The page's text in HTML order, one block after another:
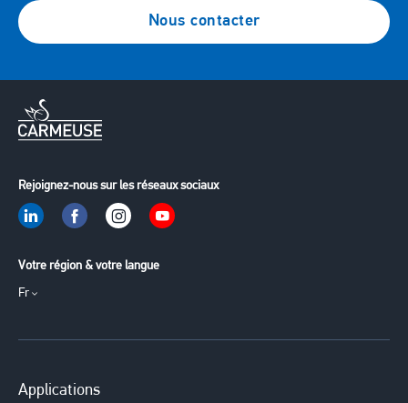
Nous contacter
Rejoignez-nous sur les réseaux sociaux
Votre région & votre langue
Fr
Applications